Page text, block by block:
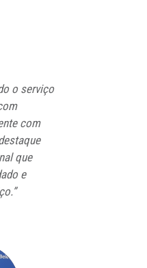
o serviço
com
que
e